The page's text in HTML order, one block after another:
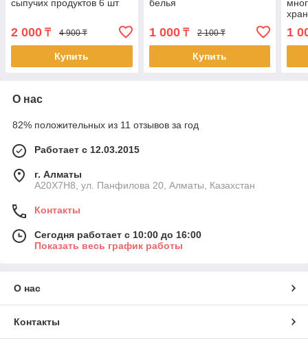
сыпучих продуктов 6 шт
2 000 ₸ 4 900 ₸
Купить
белья
1 000₸ 2 100 ₸
Купить
1
О нас
82% положительных из 11 отзывов за год
Работает с 12.03.2015
г. Алматы
A20X7H8, ул. Панфилова 20, Алматы, Казахстан
Контакты
Сегодня работает с 10:00 до 16:00
Показать весь график работы
О нас
Контакты